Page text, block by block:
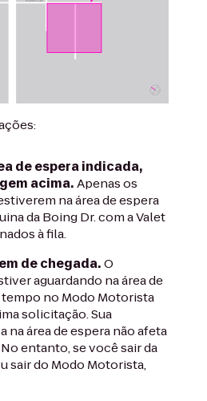
de espera indicada,
acima.Apenas os
na área de espera
da Boing Dr. com a Valet
à fila.
de chegada.O
aguardando na área de
no Modo Motorista
solicitação. Sua
na área de espera não afeta
entanto, se você sair da
sair do Modo Motorista,